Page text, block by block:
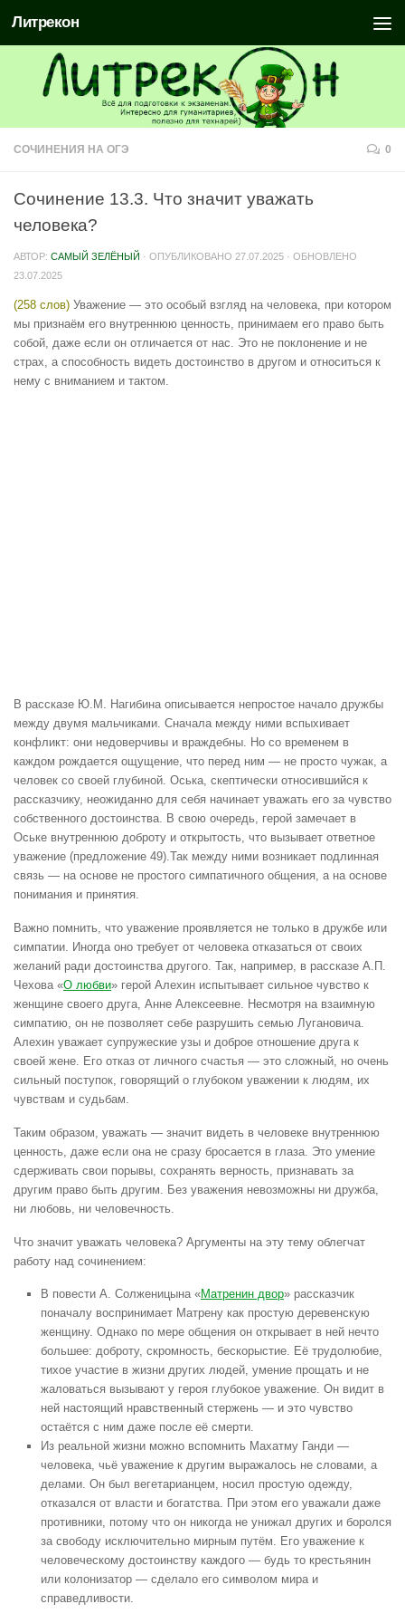
Литрекон
СОЧИНЕНИЯ НА ОГЭ 0
Сочинение 13.3. Что значит уважать
человека?
АВТОР: САМЫЙ ЗЕЛЁНЫЙ · ОПУБЛИКОВАНО 27.07.2025 · ОБНОВЛЕНО
23.07.2025
(258 слов) Уважение — это особый взгляд на человека, при котором
мы признаём его внутреннюю ценность, принимаем его право быть
собой, даже если он отличается от нас. Это не поклонение и не
страх, а способность видеть достоинство в другом и относиться к
нему с вниманием и тактом.
В рассказе Ю.М. Нагибина описывается непростое начало дружбы
между двумя мальчиками. Сначала между ними вспыхивает
конфликт: они недоверчивы и враждебны. Но со временем в
каждом рождается ощущение, что перед ним — не просто чужак, а
человек со своей глубиной. Оська, скептически относившийся к
рассказчику, неожиданно для себя начинает уважать его за чувство
собственного достоинства. В свою очередь, герой замечает в
Оське внутреннюю доброту и открытость, что вызывает ответное
уважение (предложение 49).Так между ними возникает подлинная
связь — на основе не простого симпатичного общения, а на основе
понимания и принятия.
Важно помнить, что уважение проявляется не только в дружбе или
симпатии. Иногда оно требует от человека отказаться от своих
желаний ради достоинства другого. Так, например, в рассказе А.П.
Чехова «О любви» герой Алехин испытывает сильное чувство к
женщине своего друга, Анне Алексеевне. Несмотря на взаимную
симпатию, он не позволяет себе разрушить семью Лугановича.
Алехин уважает супружеские узы и доброе отношение друга к
своей жене. Его отказ от личного счастья — это сложный, но очень
сильный поступок, говорящий о глубоком уважении к людям, их
чувствам и судьбам.
Таким образом, уважать — значит видеть в человеке внутреннюю
ценность, даже если она не сразу бросается в глаза. Это умение
сдерживать свои порывы, сохранять верность, признавать за
другим право быть другим. Без уважения невозможны ни дружба,
ни любовь, ни человечность.
Что значит уважать человека? Аргументы на эту тему облегчат
работу над сочинением:
В повести А. Солженицына «Матренин двор» рассказчик
поначалу воспринимает Матрену как простую деревенскую
женщину. Однако по мере общения он открывает в ней нечто
большее: доброту, скромность, бескорыстие. Её трудолюбие,
тихое участие в жизни других людей, умение прощать и не
жаловаться вызывают у героя глубокое уважение. Он видит в
ней настоящий нравственный стержень — и это чувство
остаётся с ним даже после её смерти.
Из реальной жизни можно вспомнить Махатму Ганди —
человека, чьё уважение к другим выражалось не словами, а
делами. Он был вегетарианцем, носил простую одежду,
отказался от власти и богатства. При этом его уважали даже
противники, потому что он никогда не унижал других и боролся
за свободу исключительно мирным путём. Его уважение к
человеческому достоинству каждого — будь то крестьянин
или колонизатор — сделало его символом мира и
справедливости.